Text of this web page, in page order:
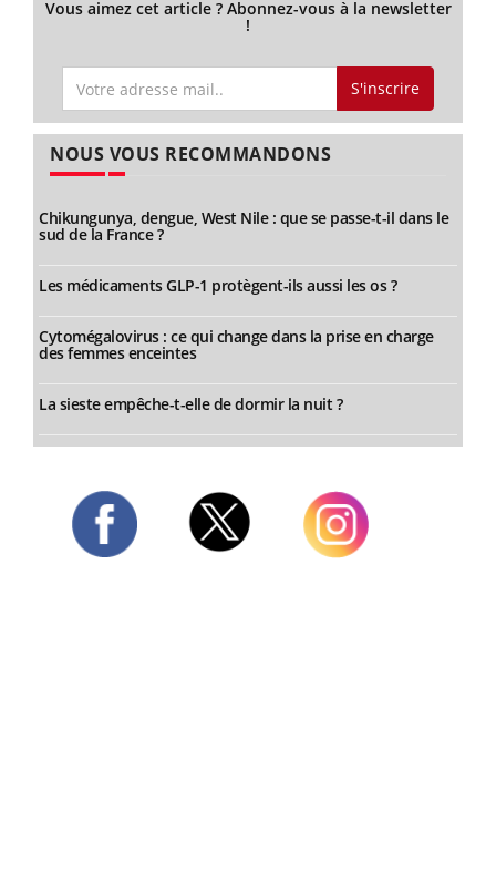
Vous aimez cet article ? Abonnez-vous à la newsletter
!
S'inscrire
NOUS VOUS RECOMMANDONS
Chikungunya, dengue, West Nile : que se passe-t-il dans le
sud de la France ?
Les médicaments GLP-1 protègent-ils aussi les os ?
Cytomégalovirus : ce qui change dans la prise en charge
des femmes enceintes
La sieste empêche-t-elle de dormir la nuit ?